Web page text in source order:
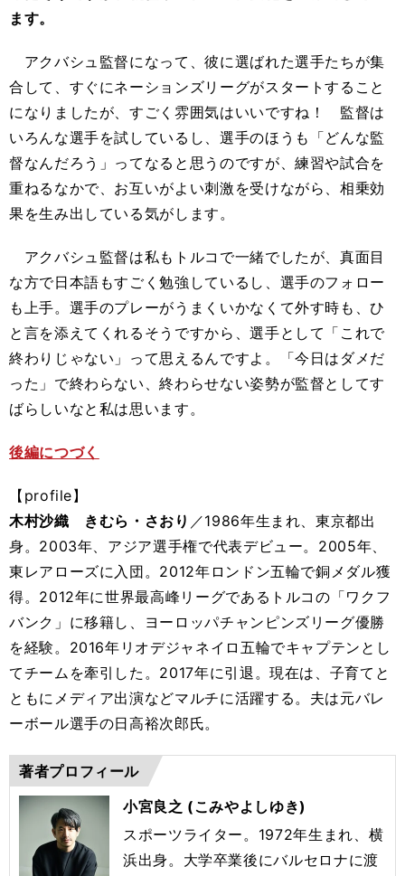
ます。
アクバシュ監督になって、彼に選ばれた選手たちが集
合して、すぐにネーションズリーグがスタートすること
になりましたが、すごく雰囲気はいいですね！ 監督は
いろんな選手を試しているし、選手のほうも「どんな監
督なんだろう」ってなると思うのですが、練習や試合を
重ねるなかで、お互いがよい刺激を受けながら、相乗効
果を生み出している気がします。
アクバシュ監督は私もトルコで一緒でしたが、真面目
な方で日本語もすごく勉強しているし、選手のフォロー
も上手。選手のプレーがうまくいかなくて外す時も、ひ
と言を添えてくれるそうですから、選手として「これで
終わりじゃない」って思えるんですよ。「今日はダメだ
った」で終わらない、終わらせない姿勢が監督としてす
ばらしいなと私は思います。
後編につづく
【profile】
木村沙織 きむら・さおり ／1986年生まれ、東京都出
身。2003年、アジア選手権で代表デビュー。2005年、
東レアローズに入団。2012年ロンドン五輪で銅メダル獲
得。2012年に世界最高峰リーグであるトルコの「ワクフ
バンク」に移籍し、ヨーロッパチャンピンズリーグ優勝
を経験。2016年リオデジャネイロ五輪でキャプテンとし
てチームを牽引した。2017年に引退。現在は、子育てと
ともにメディア出演などマルチに活躍する。夫は元バレ
ーボール選手の日高裕次郎氏。
著者プロフィール
小宮良之 (こみやよしゆき)
スポーツライター。1972年生まれ、横
浜出身。大学卒業後にバルセロナに渡